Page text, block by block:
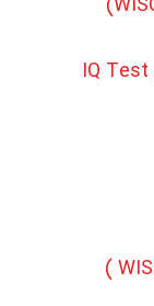
انجام تست هوش وکسلر 5 ( WISC-V )